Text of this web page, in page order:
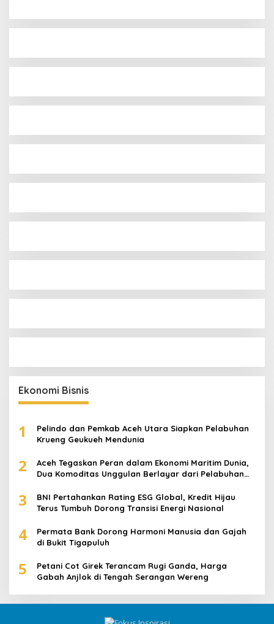
Ekonomi Bisnis
1
Pelindo dan Pemkab Aceh Utara Siapkan Pelabuhan
Krueng Geukueh Mendunia
2
Aceh Tegaskan Peran dalam Ekonomi Maritim Dunia,
Dua Komoditas Unggulan Berlayar dari Pelabuhan
3
BNI Pertahankan Rating ESG Global, Kredit Hijau
Terus Tumbuh Dorong Transisi Energi Nasional
4
Permata Bank Dorong Harmoni Manusia dan Gajah
di Bukit Tigapuluh
5
Petani Cot Girek Terancam Rugi Ganda, Harga
Gabah Anjlok di Tengah Serangan Wereng